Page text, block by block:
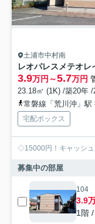
土浦市中村南
レオパレスメテオレ
3.9万円～5.7万円
23.18㎡ (1K) /築20年 /
常磐線「荒川沖」駅
宅配ボックス
◇15000円！キャッシ
募集中の部屋
104
3.9
1階